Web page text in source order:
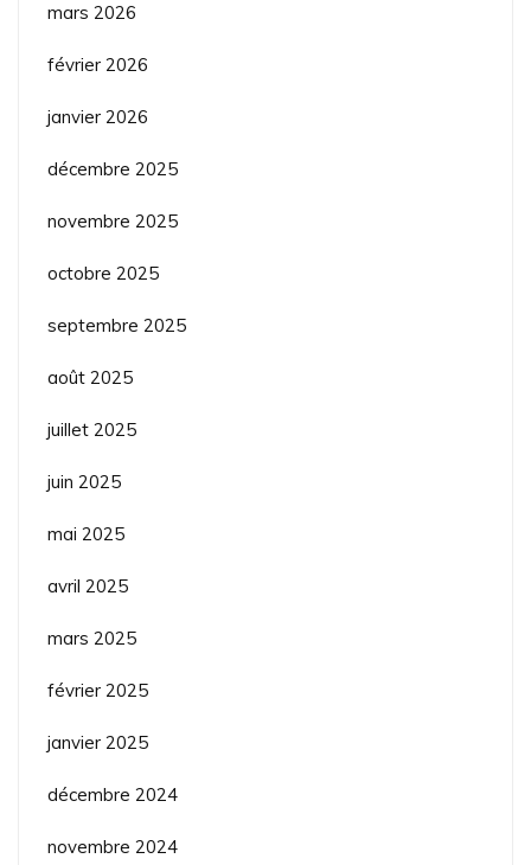
mars 2026
février 2026
janvier 2026
décembre 2025
novembre 2025
octobre 2025
septembre 2025
août 2025
juillet 2025
juin 2025
mai 2025
avril 2025
mars 2025
février 2025
janvier 2025
décembre 2024
novembre 2024